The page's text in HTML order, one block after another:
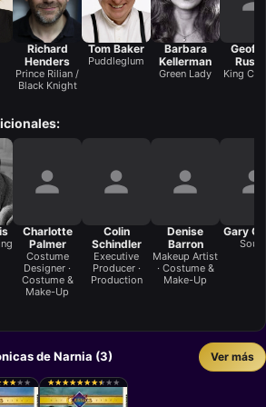
Richard
Henders
Prince Rilian /
Black Knight
Tom Baker
Puddleglum
Barbara
Kellerman
Green Lady King
Charlotte
Palmer
Costume
Designer ·
Costume &
Make-Up
Colin
Schindler
Executive
Producer ·
Production
Denise
Barron
Makeup Artist
· Costume &
Make-Up
Gary
de Narnia (3) Ver más
★
★★
★★
★ ★
★ ★
★★
★★
★★
★★
★★
★★
★★
★ ★
★ ★
★